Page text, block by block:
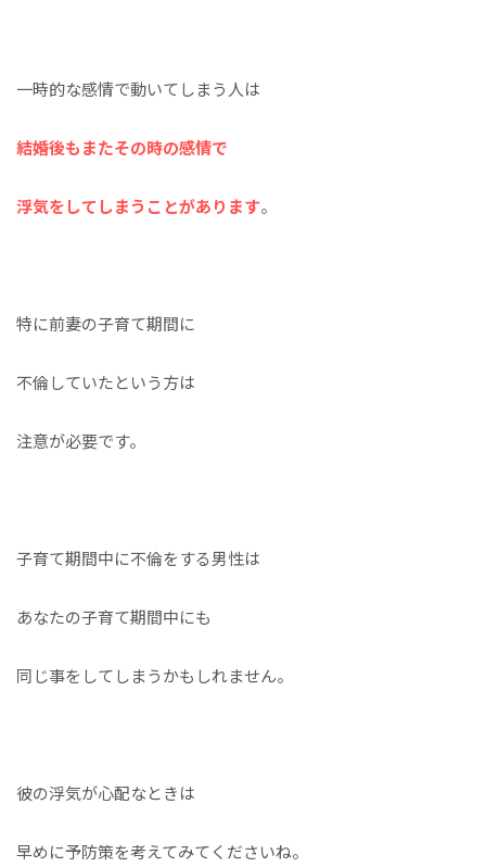
一時的な感情で動いてしまう人は
結婚後もまたその時の感情で
浮気をしてしまうことがあります。
特に前妻の子育て期間に
不倫していたという方は
注意が必要です。
子育て期間中に不倫をする男性は
あなたの子育て期間中にも
同じ事をしてしまうかもしれません。
彼の浮気が心配なときは
早めに予防策を考えてみてくださいね。